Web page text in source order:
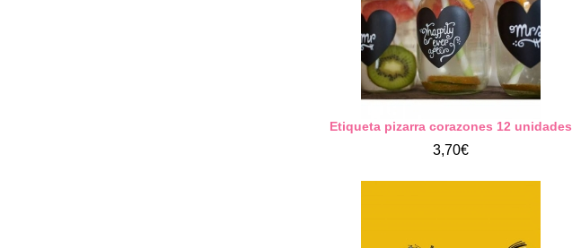
Etiqueta pizarra corazones 12 unidades
3,70€